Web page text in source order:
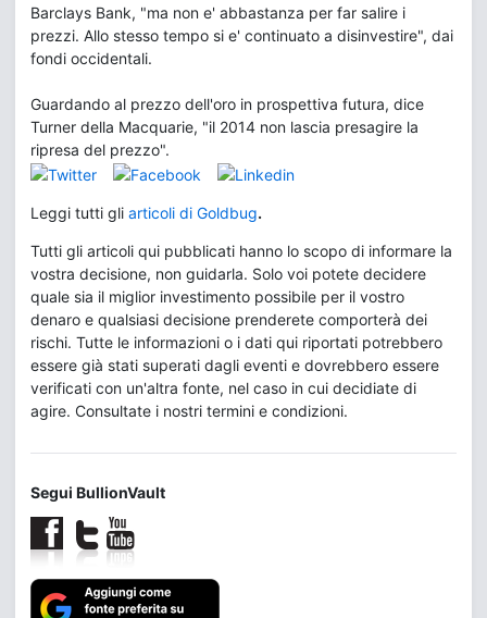
Barclays Bank, "ma non e' abbastanza per far salire i
prezzi. Allo stesso tempo si e' continuato a disinvestire", dai
fondi occidentali.
Guardando al prezzo dell'oro in prospettiva futura, dice
Turner della Macquarie, "il 2014 non lascia presagire la
ripresa del prezzo".
Leggi tutti gli articoli di Goldbug.
Tutti gli articoli qui pubblicati hanno lo scopo di informare la
vostra decisione, non guidarla. Solo voi potete decidere
quale sia il miglior investimento possibile per il vostro
denaro e qualsiasi decisione prenderete comporterà dei
rischi. Tutte le informazioni o i dati qui riportati potrebbero
essere già stati superati dagli eventi e dovrebbero essere
verificati con un'altra fonte, nel caso in cui decidiate di
agire. Consultate i nostri termini e condizioni.
Segui BullionVault